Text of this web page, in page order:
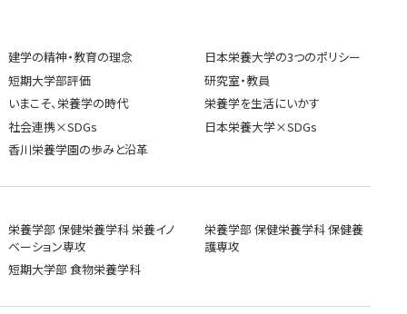
建学の精神・教育の理念
日本栄養大学の3つのポリシー
短期大学部評価
研究室・教員
いまこそ、栄養学の時代
栄養学を生活にいかす
社会連携×SDGs
日本栄養大学×SDGs
香川栄養学園の歩みと沿革
栄養学部 保健栄養学科 栄養イノ
ベーション専攻
栄養学部 保健栄養学科 保健養
護専攻
短期大学部 食物栄養学科